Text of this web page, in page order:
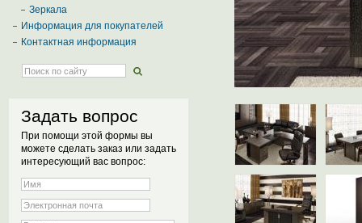
Зеркала
Информация для покупателей
Контактная информация
Задать вопрос
При помощи этой формы вы
можете сделать заказ или задать
интересующий вас вопрос: